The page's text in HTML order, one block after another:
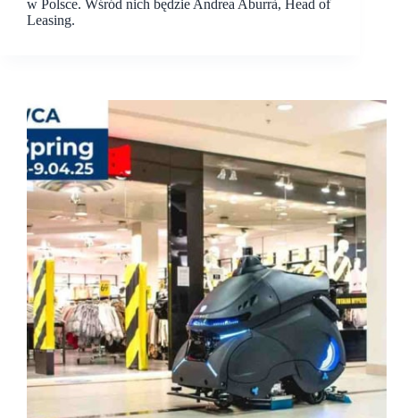
w Polsce. Wśród nich będzie Andrea Aburrà, Head of
Leasing.